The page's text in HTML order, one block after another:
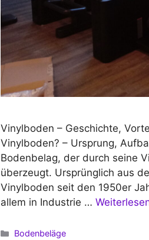
Vinylboden – Geschichte,
Vinylboden? – Ursprung,
Bodenbelag, der durch seine
überzeugt. Ursprünglich aus
Vinylboden seit den 1950er
allem in Industrie …
Kategorien
Bodenbeläge